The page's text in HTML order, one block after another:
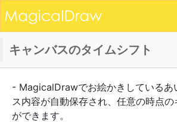
キャンバスのタイムシフト
- MagicalDrawでお絵かきしているあ
ス内容が自動保存され、任意の時点
ができます。